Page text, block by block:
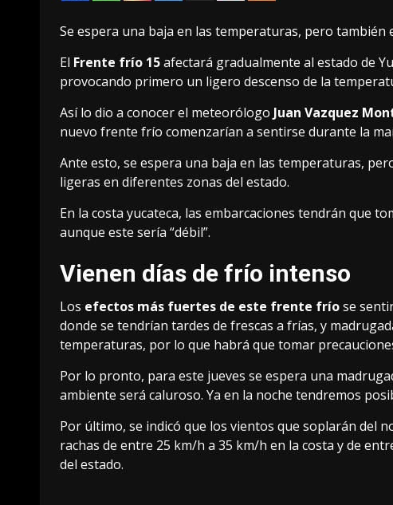
Se espera una baja en las temperaturas, pero
El Frente frío 15afectará gradualmente al estado de
provocando primero un ligero descenso de la
Así lo dio a conocer el meteorólogo Juan Vazquez
nuevo frente frío comenzarían a sentirse durante la
Ante esto, se espera una baja en las temperaturas,
ligeras en diferentes zonas del estado.
En la costa yucateca, las embarcaciones tendrán que
aunque este sería “débil”.
Vienen días de frío intenso
Los efectos más fuertes de este frente fríose
donde se tendrían tardes de frescas a frías, y
temperaturas, por lo que habrá que tomar
Por lo pronto, para este jueves se espera una
ambiente será caluroso. Ya en la noche tendremos
Por último, se indicó que los vientos que soplarán del
rachas de entre 25 km/h a 35 km/h en la costa y de
del estado.